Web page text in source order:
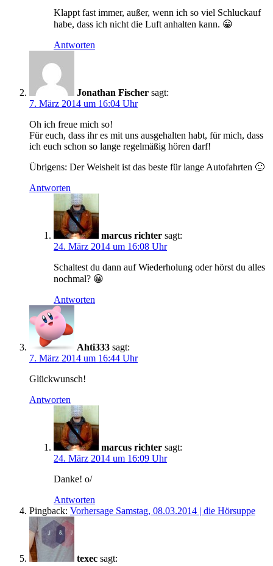
Klappt fast immer, außer, wenn ich so viel Schluckauf
habe, dass ich nicht die Luft anhalten kann. 😀
Antworten
Jonathan Fischer sagt:
7. März 2014 um 16:04 Uhr
Oh ich freue mich so!
Für euch, dass ihr es mit uns ausgehalten habt, für mich, dass
ich euch schon so lange regelmäßig hören darf!
Übrigens: Der Weisheit ist das beste für lange Autofahrten 🙂
Antworten
marcus richter sagt:
24. März 2014 um 16:08 Uhr
Schaltest du dann auf Wiederholung oder hörst du alles
nochmal? 😀
Antworten
Ahti333 sagt:
7. März 2014 um 16:44 Uhr
Glückwunsch!
Antworten
marcus richter sagt:
24. März 2014 um 16:09 Uhr
Danke! o/
Antworten
Pingback: Vorhersage Samstag, 08.03.2014 | die Hörsuppe
texec sagt: